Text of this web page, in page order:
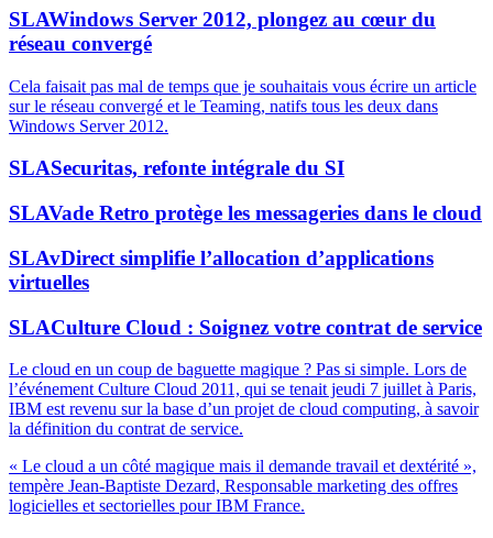
SLAWindows Server 2012, plongez au cœur du
réseau convergé
Cela faisait pas mal de temps que je souhaitais vous écrire un article
sur le réseau convergé et le Teaming, natifs tous les deux dans
Windows Server 2012.
SLASecuritas, refonte intégrale du SI
SLAVade Retro protège les messageries dans le cloud
SLAvDirect simplifie l’allocation d’applications
virtuelles
SLACulture Cloud : Soignez votre contrat de service
Le cloud en un coup de baguette magique ? Pas si simple. Lors de
l’événement Culture Cloud 2011, qui se tenait jeudi 7 juillet à Paris,
IBM est revenu sur la base d’un projet de cloud computing, à savoir
la définition du contrat de service.
« Le cloud a un côté magique mais il demande travail et dextérité »,
tempère Jean-Baptiste Dezard, Responsable marketing des offres
logicielles et sectorielles pour IBM France.